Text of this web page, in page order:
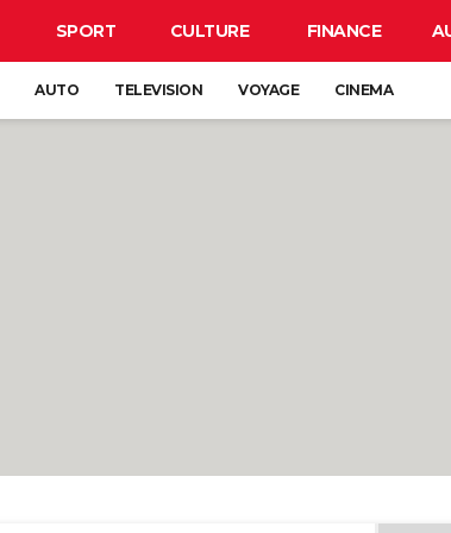
SPORT CULTURE FINANCE
AUTO TELEVISION VOYAGE CINEMA